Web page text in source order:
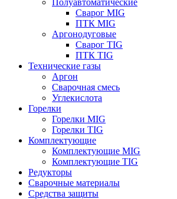
Полуавтоматические
Сварог MIG
ПТК MIG
Аргонодуговые
Сварог TIG
ПТК TIG
Технические газы
Аргон
Сварочная смесь
Углекислота
Горелки
Горелки MIG
Горелки TIG
Комплектующие
Комплектующие MIG
Комплектующие TIG
Редукторы
Сварочные материалы
Средства защиты